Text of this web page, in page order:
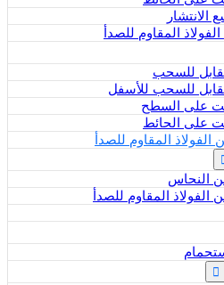
المقاوم للصدأ
للسحب
للسحب للأسفل
على السطح
على الحائط
المقاوم للصدأ
النحاس
الفولاذ المقاوم للصدأ